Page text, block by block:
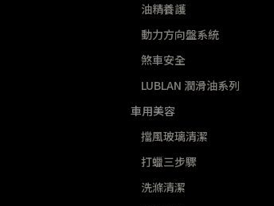
油精養護
動力方向盤系統
煞車安全
LUBLAN 潤滑油系列
車用美容
擋風玻璃清潔
打蠟三步驟
洗滌清潔